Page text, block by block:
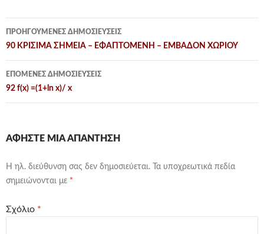
Πλοήγηση
άρθρων
ΠΡΟΗΓΟΎΜΕΝΕΣ ΔΗΜΟΣΙΕΎΣΕΙΣ
90 ΚΡΙΣΙΜΑ ΣΗΜΕΙΑ – ΕΦΑΠΤΟΜΕΝΗ – ΕΜΒΑΔΟΝ ΧΩΡΙΟΥ
ΕΠΌΜΕΝΕΣ ΔΗΜΟΣΙΕΎΣΕΙΣ
92 f(x) =(1+ln x)/ x
ΑΦΉΣΤΕ ΜΙΑ ΑΠΆΝΤΗΣΗ
Η ηλ. διεύθυνση σας δεν δημοσιεύεται.
Τα υποχρεωτικά πεδία
σημειώνονται με *
Σχόλιο *